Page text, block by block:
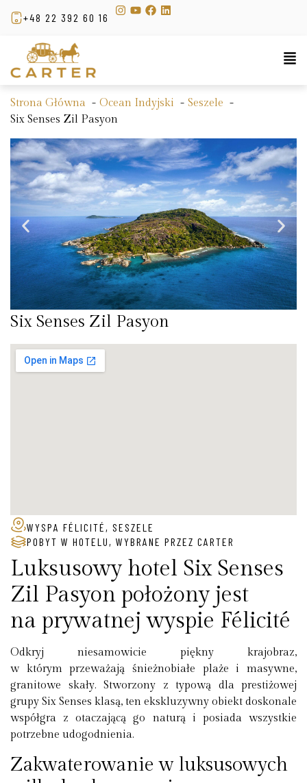
+48 22 392 60 16
Strona Główna Ocean Indyjski
Seszele
Six Senses Zil Pasyon
Six Senses Zil Pasyon
WYSPA FÉLICITÉ, SESZELE
POBYT W HOTELU , WYBRANE PRZEZ CARTER
Luksusowy hotel Six Senses
Zil Pasyon położony jest
na prywatnej wyspie Félicité
Odkryj niesamowicie piękny krajobraz,
w którym przeważają śnieżnobiałe plaże i masywne,
granitowe skały. Stworzony z typową dla prestiżowej
grupy Six Senses klasą, ten ekskluzywny obiekt doskonale
współgra z otaczającą go naturą i posiada wszystkie
potrzebne udogodnienia.
Zakwaterowanie w luksusowych